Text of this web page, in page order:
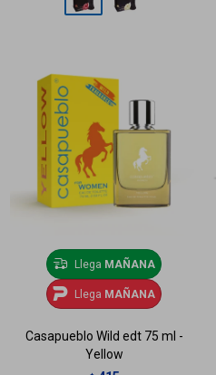
Llega MAÑANA
Llega MAÑANA
Casapueblo Wild edt 75 ml -
Yellow